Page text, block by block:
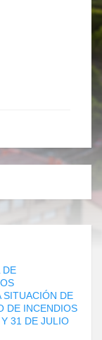
DE
SITUACIÓN DE
DE INCENDIOS
31 DE JULIO